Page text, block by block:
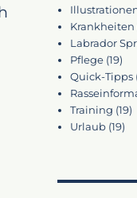
Krankheiten
Labrador
Pflege (19)
Quick-Tipps
Training (19)
Urlaub (19)